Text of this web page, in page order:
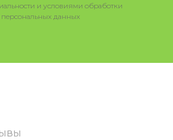
и условиями обработки
персональных данных